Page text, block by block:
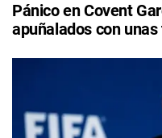
Pánico en Covent
apuñalados con